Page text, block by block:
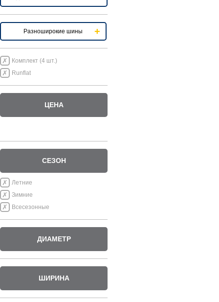
Разноширокие шины
Комплект (4 шт.)
Runflat
ЦЕНА
СЕЗОН
Летние
Зимние
Всесезонные
ДИАМЕТР
ШИРИНА